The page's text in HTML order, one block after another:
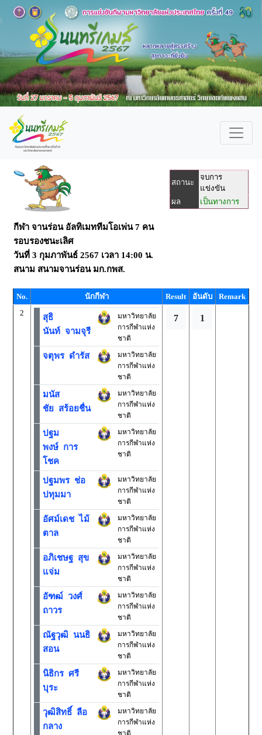
สถานะ
จบการ
แข่งขัน
ผล
เป็นทางการ
กีฬา จานร่อน อัลทิเมททีมโอเพ่น 7 คน
รอบรองชนะเลิศ
วันที่ 3 กุมภาพันธ์ 2567 เวลา 14:00 น.
สนาม สนามจานร่อน มก.กพส.
No. นักกีฬา Result อันดับ
Remark
2
สุธิ
นันท์ จามจุรี
มหาวิทยาลัย
การกีฬาแห่ง
ชาติ
จตุพร ดำรัส
มหาวิทยาลัย
การกีฬาแห่ง
ชาติ
มนัส
ชัย สร้อยชื่น
มหาวิทยาลัย
การกีฬาแห่ง
ชาติ
ปฐม
พงษ์ การ
โชค
มหาวิทยาลัย
การกีฬาแห่ง
ชาติ
ปฐมพร ช่อ
ปทุมมา
มหาวิทยาลัย
การกีฬาแห่ง
ชาติ
อัศม์เดช ไม้
ตาล
มหาวิทยาลัย
การกีฬาแห่ง
ชาติ
อภิเชษฐ สุข
แจ่ม
มหาวิทยาลัย
การกีฬาแห่ง
ชาติ
อัฑฒ์ วงศ์
ถาวร
มหาวิทยาลัย
การกีฬาแห่ง
ชาติ
ณัฐวุฒิ นนธิ
สอน
มหาวิทยาลัย
การกีฬาแห่ง
ชาติ
นิธิกร ศรี
บุระ
มหาวิทยาลัย
การกีฬาแห่ง
ชาติ
วุฒิสิทธิ์ ลือ
กลาง
มหาวิทยาลัย
การกีฬาแห่ง
ชาติ
7 1